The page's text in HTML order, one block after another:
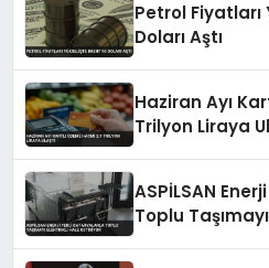
Petrol
Doları Aştı
Haziran Ayı
Trilyon Liraya
ASPİLSAN
Toplu